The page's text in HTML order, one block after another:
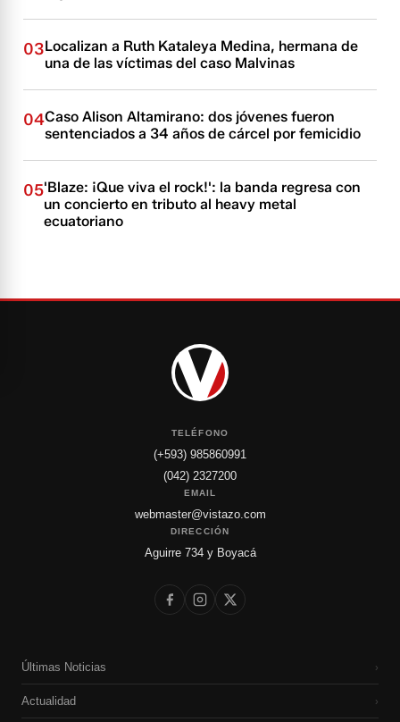
03Localizan a Ruth Kataleya Medina, hermana de
una de las víctimas del caso Malvinas
04Caso Alison Altamirano: dos jóvenes fueron
sentenciados a 34 años de cárcel por femicidio
05'Blaze: ¡Que viva el rock!': la banda regresa con
un concierto en tributo al heavy metal
ecuatoriano
TELÉFONO
(+593) 985860991
(042) 2327200
EMAIL
webmaster@vistazo.com
DIRECCIÓN
Aguirre 734 y Boyacá
Últimas Noticias ›
Actualidad ›